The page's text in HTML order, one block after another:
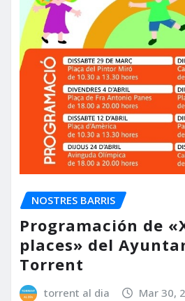
NOSTRES BARRIS
Programación de
places» del
Torrent
torrent al dia Mar 30,